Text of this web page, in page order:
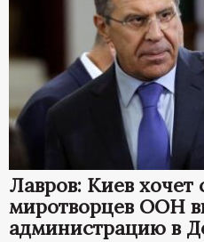
Лавров: Киев хочет
миротворцев ООН
администрацию в